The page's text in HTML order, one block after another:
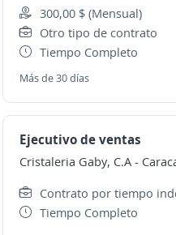
300,00 $ (Mensual)
Otro tipo de contrato
Tiempo Completo
Más de 30 días
Ejecutivo de ventas
Cristaleria Gaby, C.A -
Contrato por tiempo
Tiempo Completo